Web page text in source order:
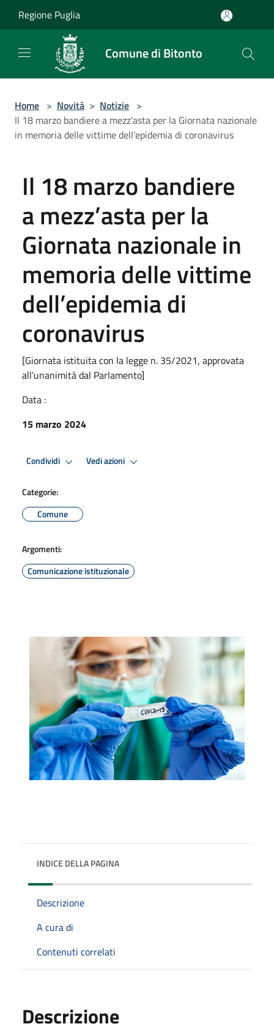
Regione Puglia
Comune di Bitonto
Home > Novità > Notizie >
Il 18 marzo bandiere a mezz’asta per la Giornata nazionale
in memoria delle vittime dell’epidemia di coronavirus
Il 18 marzo bandiere
a mezz’asta per la
Giornata nazionale in
memoria delle vittime
dell’epidemia di
coronavirus
[Giornata istituita con la legge n. 35/2021, approvata
all’unanimità dal Parlamento]
Data :
15 marzo 2024
Condividi Vedi azioni
Categorie:
Comune
Argomenti:
Comunicazione istituzionale
INDICE DELLA PAGINA
Descrizione
A cura di
Contenuti correlati
Descrizione